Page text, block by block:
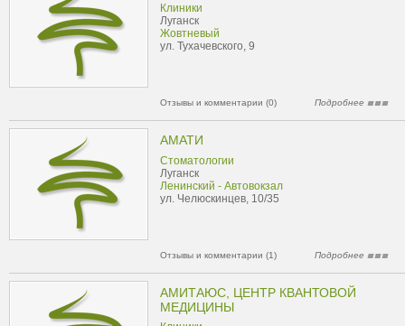
Клиники
Луганск
Жовтневый
ул. Тухачевского, 9
Отзывы и комментарии (0) Подробнее
АМАТИ
Стоматологии
Луганск
Ленинский - Автовокзал
ул. Челюскинцев, 10/35
Отзывы и комментарии (1) Подробнее
АМИТАЮС, ЦЕНТР КВАНТОВОЙ
МЕДИЦИНЫ